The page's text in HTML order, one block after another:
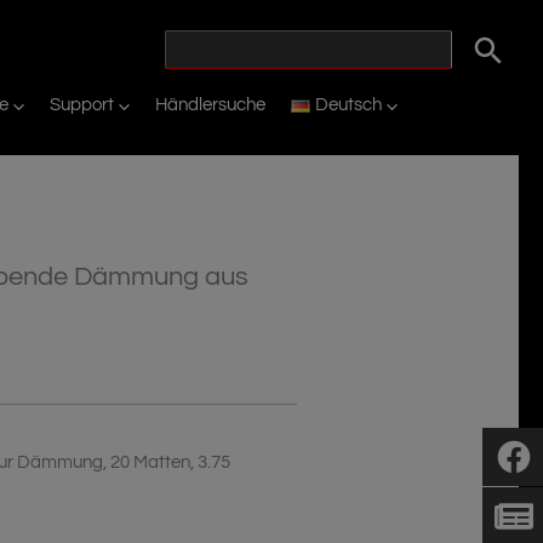
Support Händlersuche Deutsch
Dämmung aus
Dämmung, 20 Matten, 3.75